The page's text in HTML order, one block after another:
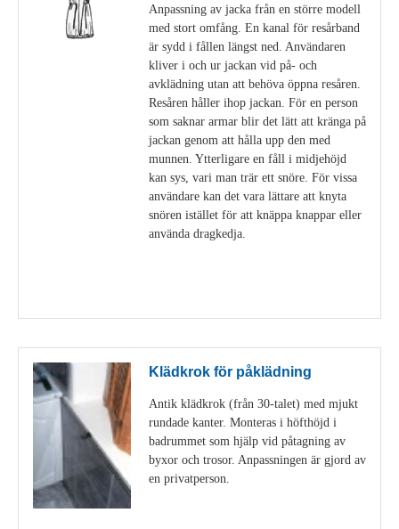
Anpassning av jacka från en större modell
med stort omfång. En kanal för resårband
är sydd i fållen längst ned. Användaren
kliver i och ur jackan vid på- och
avklädning utan att behöva öppna resåren.
Resåren håller ihop jackan. För en person
som saknar armar blir det lätt att kränga på
jackan genom att hålla upp den med
munnen. Ytterligare en fåll i midjehöjd
kan sys, vari man trär ett snöre. För vissa
användare kan det vara lättare att knyta
snören istället för att knäppa knappar eller
använda dragkedja.
Klädkrok för påklädning
Antik klädkrok (från 30-talet) med mjukt
rundade kanter. Monteras i höfthöjd i
badrummet som hjälp vid påtagning av
byxor och trosor. Anpassningen är gjord av
en privatperson.